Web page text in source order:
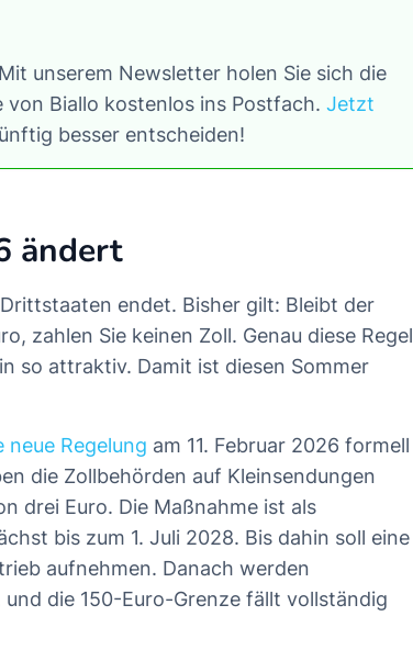
unserem Newsletter holen Sie sich die
Biallo kostenlos ins Postfach. Jetzt
besser entscheiden!
ändert
endet. Bisher gilt: Bleibt der
zahlen Sie keinen Zoll. Genau diese Regel
so attraktiv. Damit ist diesen Sommer
Regelung am 11. Februar 2026 formell
die Zollbehörden auf Kleinsendungen
drei Euro. Die Maßnahme ist als
bis zum 1. Juli 2028. Bis dahin soll eine
aufnehmen. Danach werden
die 150-Euro-Grenze fällt vollständig